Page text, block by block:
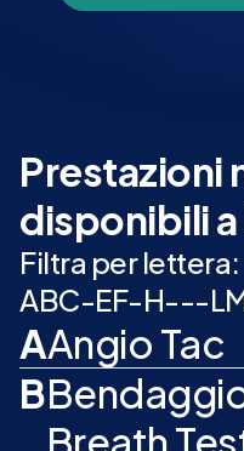
Prestazioni
disponibili
Filtra per lettera:
ABC-EF-H---L
AAngio Tac
B
Breath